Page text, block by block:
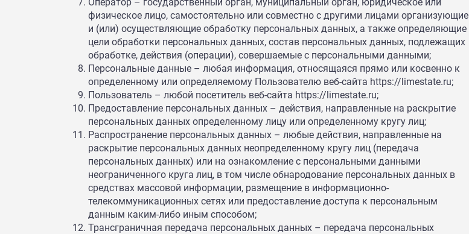
физическое лицо, самостоятельно или совместно с другими лицами организующие
и (или) осуществляющие обработку персональных данных, а также определяющие
цели обработки персональных данных, состав персональных данных, подлежащих
обработке, действия (операции), совершаемые с персональными данными;
Персональные данные – любая информация, относящаяся прямо или косвенно к
определенному или определяемому Пользователю веб-сайта https://limestate.ru;
Пользователь – любой посетитель веб-сайта https://limestate.ru;
Предоставление персональных данных – действия, направленные на раскрытие
персональных данных определенному лицу или определенному кругу лиц;
Распространение персональных данных – любые действия, направленные на
раскрытие персональных данных неопределенному кругу лиц (передача
персональных данных) или на ознакомление с персональными данными
неограниченного круга лиц, в том числе обнародование персональных данных в
средствах массовой информации, размещение в информационно-
телекоммуникационных сетях или предоставление доступа к персональным
данным каким-либо иным способом;
Трансграничная передача персональных данных – передача персональных